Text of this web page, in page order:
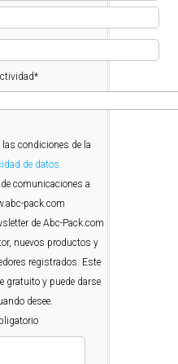
las condiciones de la
de datos.
comunicaciones a
pack.com
de Abc-Pack.com
nuevos productos y
registrados. Este
gratuito y puede darse
desee.